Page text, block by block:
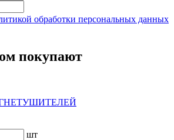
обработки персональных данных
покупают
шт